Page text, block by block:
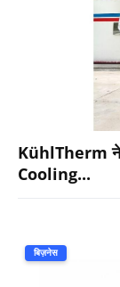
KühlTherm ने
Cooling...
बिज़नेस